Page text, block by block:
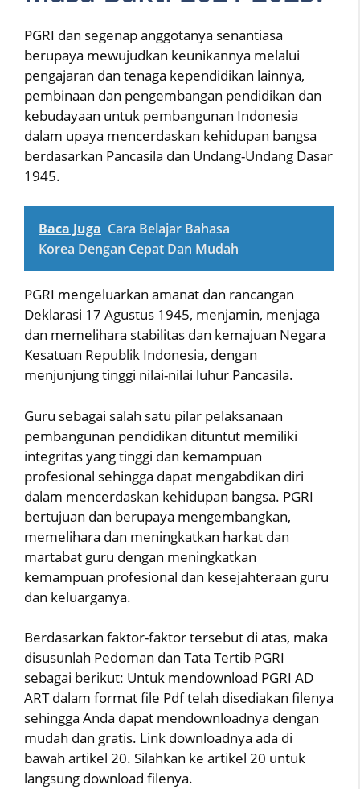
PGRI dan segenap anggotanya senantiasa
berupaya mewujudkan keunikannya melalui
pengajaran dan tenaga kependidikan lainnya,
pembinaan dan pengembangan pendidikan dan
kebudayaan untuk pembangunan Indonesia
dalam upaya mencerdaskan kehidupan bangsa
berdasarkan Pancasila dan Undang-Undang Dasar
1945.
Baca Juga Cara Belajar Bahasa
Korea Dengan Cepat Dan Mudah
PGRI mengeluarkan amanat dan rancangan
Deklarasi 17 Agustus 1945, menjamin, menjaga
dan memelihara stabilitas dan kemajuan Negara
Kesatuan Republik Indonesia, dengan
menjunjung tinggi nilai-nilai luhur Pancasila.
Guru sebagai salah satu pilar pelaksanaan
pembangunan pendidikan dituntut memiliki
integritas yang tinggi dan kemampuan
profesional sehingga dapat mengabdikan diri
dalam mencerdaskan kehidupan bangsa. PGRI
bertujuan dan berupaya mengembangkan,
memelihara dan meningkatkan harkat dan
martabat guru dengan meningkatkan
kemampuan profesional dan kesejahteraan guru
dan keluarganya.
Berdasarkan faktor-faktor tersebut di atas, maka
disusunlah Pedoman dan Tata Tertib PGRI
sebagai berikut: Untuk mendownload PGRI AD
ART dalam format file Pdf telah disediakan filenya
sehingga Anda dapat mendownloadnya dengan
mudah dan gratis. Link downloadnya ada di
bawah artikel 20. Silahkan ke artikel 20 untuk
langsung download filenya.